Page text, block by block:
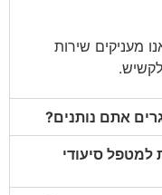
מעניקים שירות
אתם נותנים?
סיעודי